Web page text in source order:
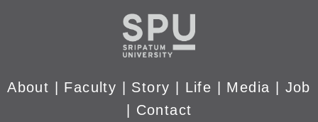
About | Faculty | Story | Life | Media | Job
| Contact